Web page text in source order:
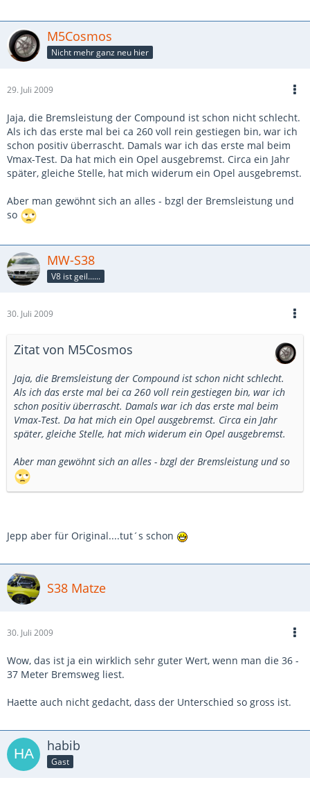
M5Cosmos
Nicht mehr ganz neu hier
29. Juli 2009
Jaja, die Bremsleistung der Compound ist schon nicht schlecht.
Als ich das erste mal bei ca 260 voll rein gestiegen bin, war ich
schon positiv überrascht. Damals war ich das erste mal beim
Vmax-Test. Da hat mich ein Opel ausgebremst. Circa ein Jahr
später, gleiche Stelle, hat mich widerum ein Opel ausgebremst.
Aber man gewöhnt sich an alles - bzgl der Bremsleistung und
so
MW-S38
V8 ist geil......
30. Juli 2009
Zitat von M5Cosmos
Jaja, die Bremsleistung der Compound ist schon nicht schlecht.
Als ich das erste mal bei ca 260 voll rein gestiegen bin, war ich
schon positiv überrascht. Damals war ich das erste mal beim
Vmax-Test. Da hat mich ein Opel ausgebremst. Circa ein Jahr
später, gleiche Stelle, hat mich widerum ein Opel ausgebremst.
Aber man gewöhnt sich an alles - bzgl der Bremsleistung und so
Jepp aber für Original....tut´s schon
S38 Matze
30. Juli 2009
Wow, das ist ja ein wirklich sehr guter Wert, wenn man die 36 -
37 Meter Bremsweg liest.
Haette auch nicht gedacht, dass der Unterschied so gross ist.
habib
Gast